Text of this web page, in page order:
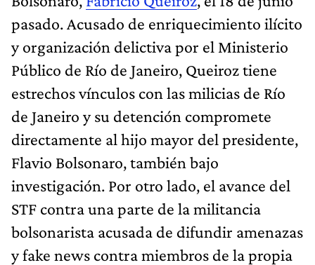
pasado. Acusado de enriquecimiento ilícito
y organización delictiva por el Ministerio
Público de Río de Janeiro, Queiroz tiene
estrechos vínculos con las milicias de Río
de Janeiro y su detención compromete
directamente al hijo mayor del presidente,
Flavio Bolsonaro, también bajo
investigación. Por otro lado, el avance del
STF contra una parte de la militancia
bolsonarista acusada de difundir amenazas
y fake news contra miembros de la propia